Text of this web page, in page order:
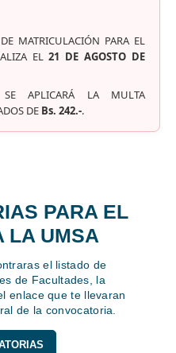
MATRICULACIÓN PARA EL
EL21 DE AGOSTO DE
SE APLICARÁ LA MULTA
DE Bs. 242.-.
PARA EL
LA UMSA
el listado de
de Facultades, la
enlace que te llevaran
de la convocatoria.